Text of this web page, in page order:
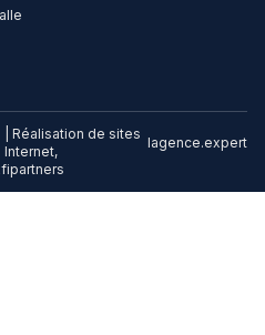
| Réalisation de sites
Internet,
lagence.expert